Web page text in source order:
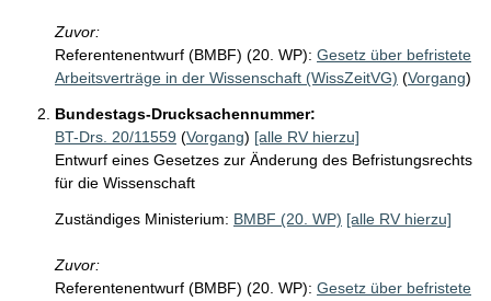
Zuvor:
Referentenentwurf (BMBF) (20. WP): Gesetz über befristete
Arbeitsverträge in der Wissenschaft (WissZeitVG) (Vorgang)
Bundestags-Drucksachennummer:
BT-Drs. 20/11559 (Vorgang) [alle RV hierzu]
Entwurf eines Gesetzes zur Änderung des Befristungsrechts
für die Wissenschaft
Zuständiges Ministerium: BMBF (20. WP) [alle RV hierzu]
Zuvor:
Referentenentwurf (BMBF) (20. WP): Gesetz über befristete